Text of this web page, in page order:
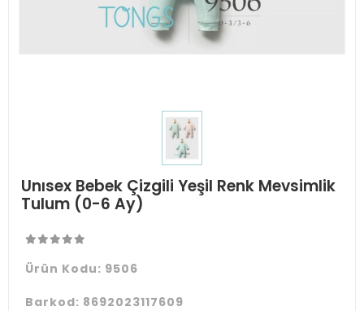
Unısex Bebek Çizgili Yeşil Renk Mevsimlik
Tulum (0-6 Ay)
Ürün Kodu: 9506
Barkod: 8692023117609